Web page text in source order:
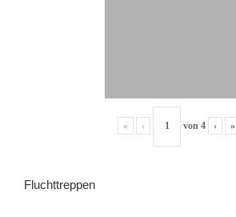
« ‹ von 4 › »
Fluchttreppen